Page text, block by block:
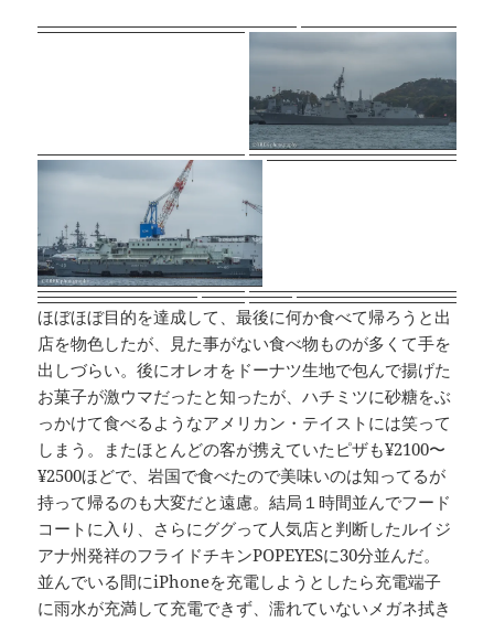
ほぼほぼ目的を達成して、最後に何か食べて帰ろうと出
店を物色したが、見た事がない食べ物ものが多くて手を
出しづらい。後にオレオをドーナツ生地で包んで揚げた
お菓子が激ウマだったと知ったが、ハチミツに砂糖をぶ
っかけて食べるようなアメリカン・テイストには笑って
しまう。またほとんどの客が携えていたピザも¥2100〜
¥2500ほどで、岩国で食べたので美味いのは知ってるが
持って帰るのも大変だと遠慮。結局１時間並んでフード
コートに入り、さらにググって人気店と判断したルイジ
アナ州発祥のフライドチキンPOPEYESに30分並んだ。
並んでいる間にiPhoneを充電しようとしたら充電端子
に雨水が充満して充電できず、濡れていないメガネ拭き